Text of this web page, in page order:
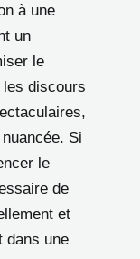
à une
un
le
discours
Si
le
de
et
dans une